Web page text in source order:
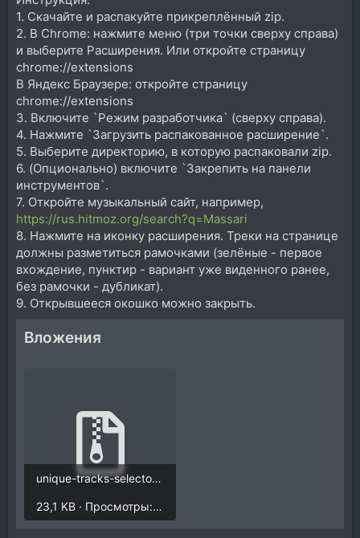
1. Скачайте и распакуйте прикреплённый zip.
2. В Chrome: нажмите меню (три точки сверху справа)
и выберите Расширения. Или откройте страницу
chrome://extensions
В Яндекс Браузере: откройте страницу
chrome://extensions
3. Включите `Режим разработчика` (сверху справа).
4. Нажмите `Загрузить распакованное расширение`.
5. Выберите директорию, в которую распаковали zip.
6. (Опционально) включите `Закрепить на панели
инструментов`.
7. Откройте музыкальный сайт, например,
https://rus.hitmoz.org/search?q=Massari
8. Нажмите на иконку расширения. Треки на странице
должны разметиться рамочками (зелёные - первое
вхождение, пунктир - вариант уже виденного ранее,
без рамочки - дубликат).
9. Открывшееся окошко можно закрыть.
Вложения
unique-tracks-selector.zip
23,1 KB · Просмотры: 38